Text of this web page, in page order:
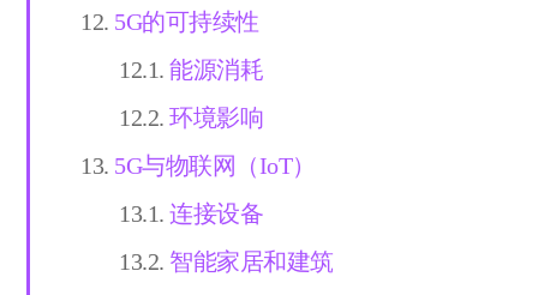
5G的可持续性
能源消耗
环境影响
5G与物联网（IoT）
连接设备
智能家居和建筑